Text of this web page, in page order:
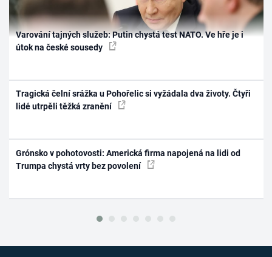
Varování tajných služeb: Putin chystá test NATO. Ve hře je i
útok na české sousedy
Tragická čelní srážka u Pohořelic si vyžádala dva životy. Čtyři
lidé utrpěli těžká zranění
Grónsko v pohotovosti: Americká firma napojená na lidi od
Trumpa chystá vrty bez povolení